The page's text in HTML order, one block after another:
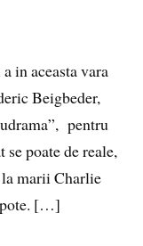
in aceasta vara
Beigbeder,
pentru
poate de reale,
marii Charlie
[…]